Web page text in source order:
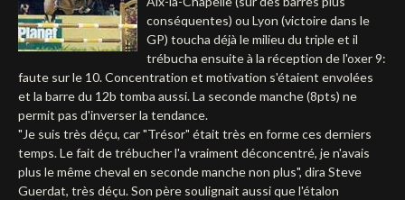
Deutsch
conséquentes) ou Lyon (victoire dans le
GP) toucha déjà le milieu du triple et il
trébucha ensuite à la réception de l'oxer 9:
faute sur le 10. Concentration et motivation s'étaient envolées
et la barre du 12b tomba aussi. La seconde manche (8pts) ne
permit pas d'inverser la tendance.
"Je suis très déçu, car "Trésor" était très en forme ces derniers
temps. Le fait de trébucher l'a vraiment déconcentré, je n'avais
plus le même cheval en seconde manche non plus", dira Steve
Guerdat, très déçu. Son père soulignait aussi que l'étalon